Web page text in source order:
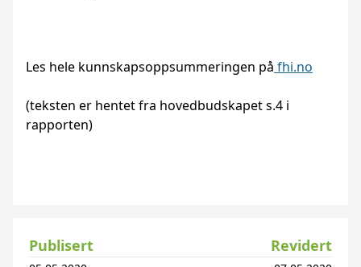
Les hele kunnskapsoppsummeringen på fhi.no
(teksten er hentet fra hovedbudskapet s.4 i
rapporten)
Publisert Revidert